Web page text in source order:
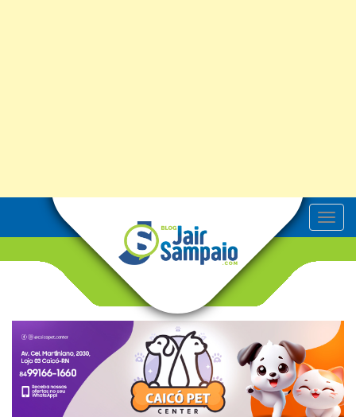
T
o
v
g
t
i
o
n